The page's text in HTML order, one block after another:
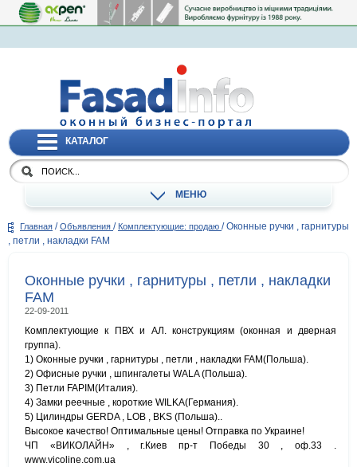
КАТАЛОГ
МЕНЮ
Главная / Объявления / Комплектующие: продаю / Оконные ручки , гарнитуры
, петли , накладки FAM
Оконные ручки , гарнитуры , петли , накладки
FAM
22-09-2011
Комплектующие к ПВХ и АЛ. конструкциям (оконная и дверная
группа).
1) Оконные ручки , гарнитуры , петли , накладки FAM(Польша).
2) Офисные ручки , шпингалеты WALA (Польша).
3) Петли FAPIM(Италия).
4) Замки реечные , короткие WILKA(Германия).
5) Цилиндры GERDA , LOB , BKS (Польша)..
Высокое качество! Оптимальные цены! Отправка по Украине!
ЧП «ВИКОЛАЙН» , г.Киев пр-т Победы 30 , оф.33 .
www.vicoline.com.ua